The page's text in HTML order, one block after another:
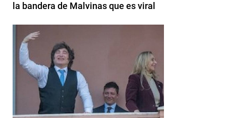
la bandera de Malvinas que es viral